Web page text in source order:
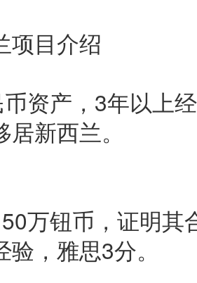
项目介绍
资产，3年以上
新西兰。
万钮币，证明
，雅思3分。